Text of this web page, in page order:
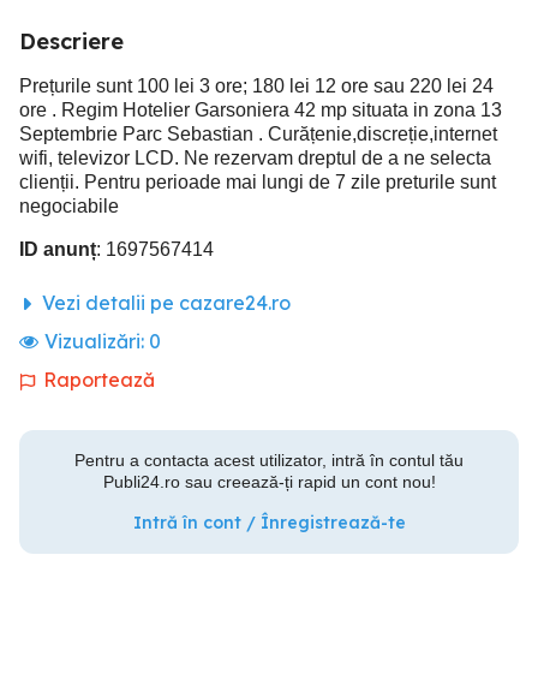
Descriere
Prețurile sunt 100 lei 3 ore; 180 lei 12 ore sau 220 lei 24
ore . Regim Hotelier Garsoniera 42 mp situata in zona 13
Septembrie Parc Sebastian . Curățenie,discreție,internet
wifi, televizor LCD. Ne rezervam dreptul de a ne selecta
clienții. Pentru perioade mai lungi de 7 zile preturile sunt
negociabile
ID anunț: 1697567414
Vezi detalii pe cazare24.ro
Vizualizări: 0
Raportează
Pentru a contacta acest utilizator, intră în contul tău
Publi24.ro sau creează-ți rapid un cont nou!
Intră în cont / Înregistrează-te